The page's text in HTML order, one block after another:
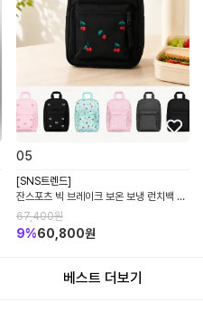
05
[SNS트렌드]
잔스포츠 빅 브레이크 보온 보냉 런치백 도
67,400원
9%60,800원
베스트 더보기